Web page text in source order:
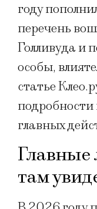
году
перечень
Голливуда и
особы,
статье
подробности
главных
там